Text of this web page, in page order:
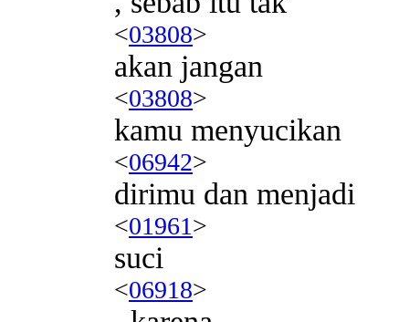
<03808>
akan jangan
<03808>
kamu menyucikan
<06942>
dirimu dan menjadi
<01961>
suci
<06918>